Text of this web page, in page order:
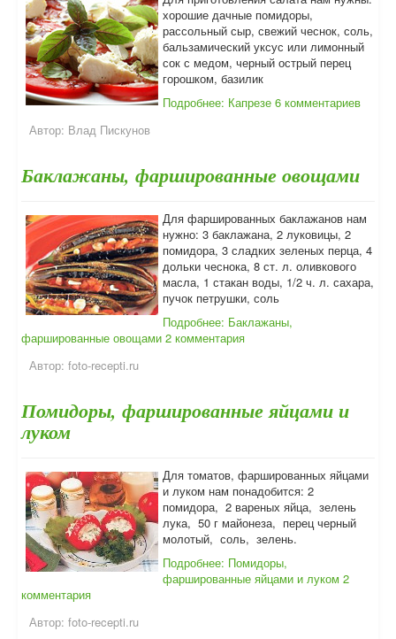
хорошие дачные помидоры,
рассольный сыр, свежий чеснок, соль,
бальзамический уксус или лимонный
сок с медом, черный острый перец
горошком, базилик
Подробнее: Капрезе 6 комментариев
Автор: Влад Пискунов
Баклажаны, фаршированные овощами
Для фаршированных баклажанов нам
нужно: 3 баклажана, 2 луковицы, 2
помидора, 3 сладких зеленых перца, 4
дольки чеснока, 8 ст. л. оливкового
масла, 1 стакан воды, 1/2 ч. л. сахара,
пучок петрушки, соль
Подробнее: Баклажаны,
фаршированные овощами 2 комментария
Автор: foto-recepti.ru
Помидоры, фаршированные яйцами и
луком
Для томатов, фаршированных яйцами
и луком нам понадобится: 2
помидора, 2 вареных яйца, зелень
лука, 50 г майонеза, перец черный
молотый, соль, зелень.
Подробнее: Помидоры,
фаршированные яйцами и луком 2
комментария
Автор: foto-recepti.ru